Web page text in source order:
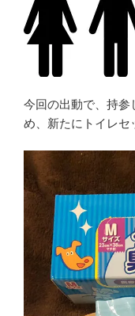
今回の出動で、持参
め、新たにトイレセ